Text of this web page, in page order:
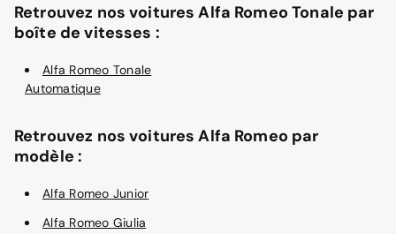
Retrouvez nos voitures Alfa Romeo Tonale par
boîte de vitesses :
Alfa Romeo Tonale
Automatique
Retrouvez nos voitures Alfa Romeo par
modèle :
Alfa Romeo Junior
Alfa Romeo Giulia